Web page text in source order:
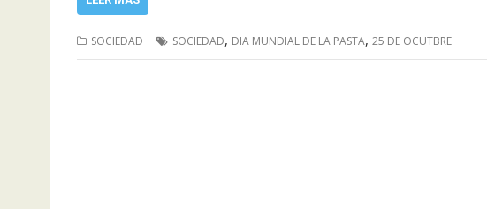
SOCIEDAD SOCIEDAD, DIA MUNDIAL DE LA PASTA, 25 DE OCUTBRE